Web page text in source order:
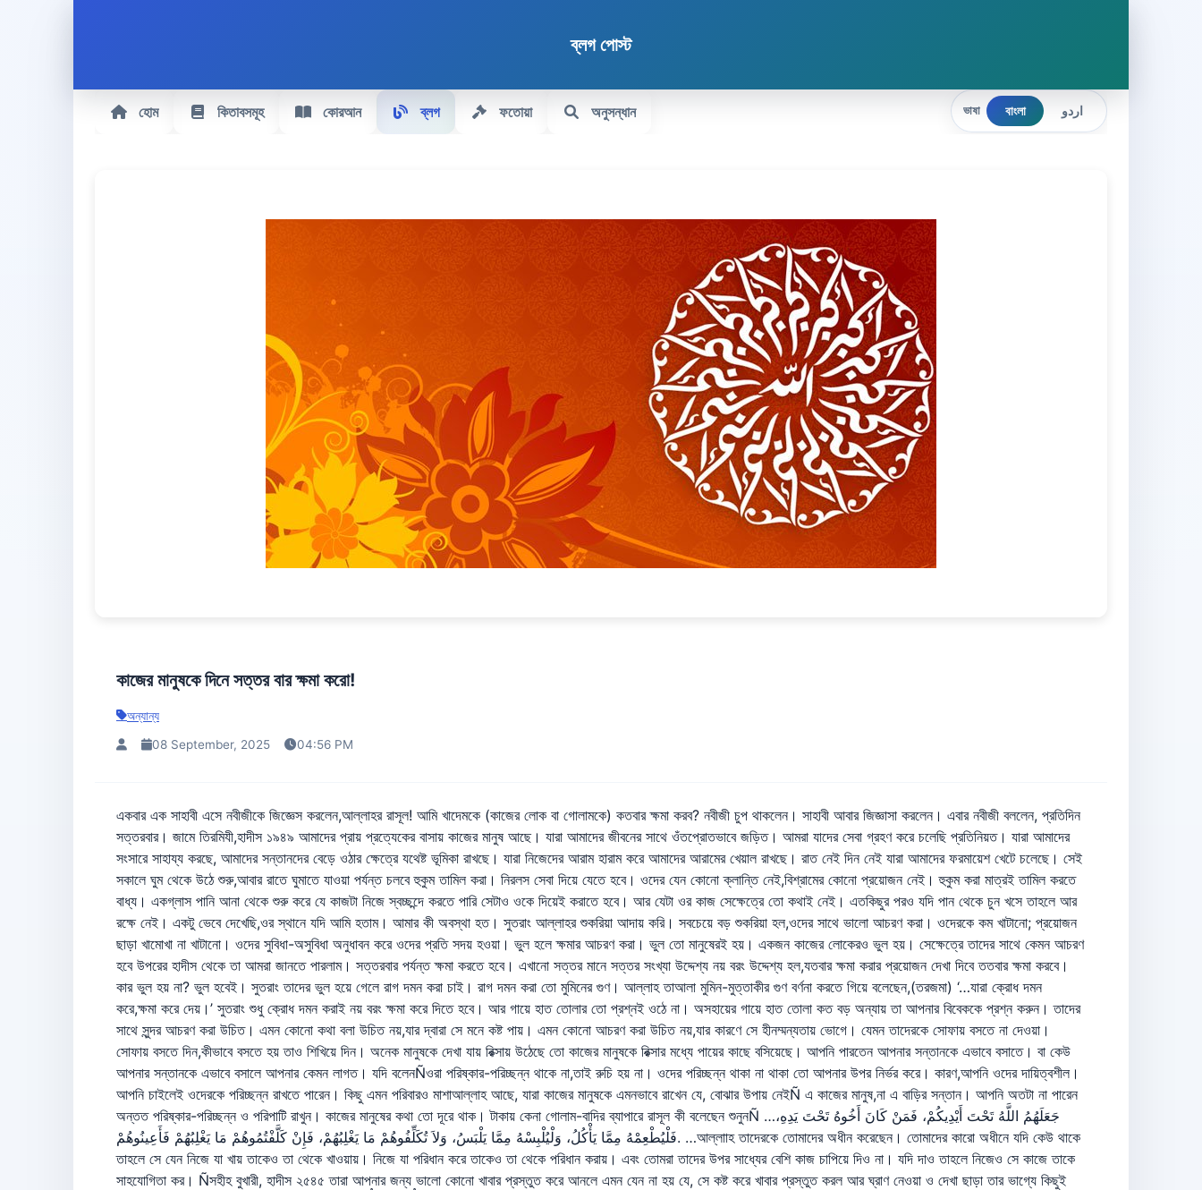
ব্লগ পোস্ট
হোম কিতাবসমূহ কোরআন ব্লগ ফতোয়া অনুসন্ধান ভাষা বাংলা اردو
কাজের মানুষকে দিনে সত্তর বার ক্ষমা করো!
অন্যান্য
08 September, 2025 04:56 PM
একবার এক সাহাবী এসে নবীজীকে জিজ্ঞেস করলেন,আল্লাহর রাসূল! আমি খাদেমকে (কাজের লোক বা গোলামকে) কতবার ক্ষমা করব? নবীজী চুপ থাকলেন। সাহাবী আবার জিজ্ঞাসা করলেন। এবার নবীজী বললেন, প্রতিদিন
সত্তরবার। জামে তিরমিযী,হাদীস ১৯৪৯ আমাদের প্রায় প্রত্যেকের বাসায় কাজের মানুষ আছে। যারা আমাদের জীবনের সাথে ওঁতপ্রোতভাবে জড়িত। আমরা যাদের সেবা গ্রহণ করে চলেছি প্রতিনিয়ত। যারা আমাদের
সংসারে সাহায্য করছে, আমাদের সন্তানদের বেড়ে ওঠার ক্ষেত্রে যথেষ্ট ভূমিকা রাখছে। যারা নিজেদের আরাম হারাম করে আমাদের আরামের খেয়াল রাখছে। রাত নেই দিন নেই যারা আমাদের ফরমায়েশ খেটে চলেছে। সেই
সকালে ঘুম থেকে উঠে শুরু,আবার রাতে ঘুমাতে যাওয়া পর্যন্ত চলবে হুকুম তামিল করা। নিরলস সেবা দিয়ে যেতে হবে। ওদের যেন কোনো ক্লান্তি নেই,বিশ্রামের কোনো প্রয়োজন নেই। হুকুম করা মাত্রই তামিল করতে
বাধ্য। একগ্লাস পানি আনা থেকে শুরু করে যে কাজটা নিজে স্বচ্ছন্দে করতে পারি সেটাও ওকে দিয়েই করাতে হবে। আর যেটা ওর কাজ সেক্ষেত্রে তো কথাই নেই। এতকিছুর পরও যদি পান থেকে চুন খসে তাহলে আর
রক্ষে নেই। একটু ভেবে দেখেছি,ওর স্থানে যদি আমি হতাম। আমার কী অবস্থা হত। সুতরাং আল্লাহর শুকরিয়া আদায় করি। সবচেয়ে বড় শুকরিয়া হল,ওদের সাথে ভালো আচরণ করা। ওদেরকে কম খাটানো; প্রয়োজন
ছাড়া খামোখা না খাটানো। ওদের সুবিধা-অসুবিধা অনুধাবন করে ওদের প্রতি সদয় হওয়া। ভুল হলে ক্ষমার আচরণ করা। ভুল তো মানুষেরই হয়। একজন কাজের লোকেরও ভুল হয়। সেক্ষেত্রে তাদের সাথে কেমন আচরণ
হবে উপরের হাদীস থেকে তা আমরা জানতে পারলাম। সত্তরবার পর্যন্ত ক্ষমা করতে হবে। এখানো সত্তর মানে সত্তর সংখ্যা উদ্দেশ্য নয় বরং উদ্দেশ্য হল,যতবার ক্ষমা করার প্রয়োজন দেখা দিবে ততবার ক্ষমা করবে।
কার ভুল হয় না? ভুল হবেই। সুতরাং তাদের ভুল হয়ে গেলে রাগ দমন করা চাই। রাগ দমন করা তো মুমিনের গুণ। আল্লাহ তাআলা মুমিন-মুত্তাকীর গুণ বর্ণনা করতে গিয়ে বলেছেন,(তরজমা) ‘…যারা ক্রোধ দমন
করে,ক্ষমা করে দেয়।’ সুতরাং শুধু ক্রোধ দমন করাই নয় বরং ক্ষমা করে দিতে হবে। আর গায়ে হাত তোলার তো প্রশ্নই ওঠে না। অসহায়ের গায়ে হাত তোলা কত বড় অন্যায় তা আপনার বিবেককে প্রশ্ন করুন। তাদের
সাথে সুন্দর আচরণ করা উচিত। এমন কোনো কথা বলা উচিত নয়,যার দ্বারা সে মনে কষ্ট পায়। এমন কোনো আচরণ করা উচিত নয়,যার কারণে সে হীনম্মন্যতায় ভোগে। যেমন তাদেরকে সোফায় বসতে না দেওয়া।
সোফায় বসতে দিন,কীভাবে বসতে হয় তাও শিখিয়ে দিন। অনেক মানুষকে দেখা যায় রিক্সায় উঠেছে তো কাজের মানুষকে রিক্সার মধ্যে পায়ের কাছে বসিয়েছে। আপনি পারতেন আপনার সন্তানকে এভাবে বসাতে। বা কেউ
আপনার সন্তানকে এভাবে বসালে আপনার কেমন লাগত। যদি বলেনÑওরা পরিষ্কার-পরিচ্ছন্ন থাকে না,তাই রুচি হয় না। ওদের পরিচ্ছন্ন থাকা না থাকা তো আপনার উপর নির্ভর করে। কারণ,আপনি ওদের দায়িত্বশীল।
আপনি চাইলেই ওদেরকে পরিচ্ছন্ন রাখতে পারেন। কিছু এমন পরিবারও মাশাআল্লাহ আছে, যারা কাজের মানুষকে এমনভাবে রাখেন যে, বোঝার উপায় নেইÑ এ কাজের মানুষ,না এ বাড়ির সন্তান। আপনি অতটা না পারেন
অন্তত পরিষ্কার-পরিচ্ছন্ন ও পরিপাটি রাখুন। কাজের মানুষের কথা তো দূরে থাক। টাকায় কেনা গোলাম-বাদির ব্যাপারে রাসূল কী বলেছেন শুনুনÑ …جَعَلَهُمُ اللَّهُ تَحْتَ أَيْدِيكُمْ، فَمَنْ كَانَ أَخُوهُ تَحْتَ يَدِهِ،
فَلْيُطْعِمْهُ مِمَّا يَأْكُلُ، وَلْيُلْبِسْهُ مِمَّا يَلْبَسُ، وَلاَ تُكَلِّفُوهُمْ مَا يَغْلِبُهُمْ، فَإِنْ كَلَّفْتُمُوهُمْ مَا يَغْلِبُهُمْ فَأَعِينُوهُمْ. …আল্লাাহ তাদেরকে তোমাদের অধীন করেছেন। তোমাদের কারো অধীনে যদি কেউ থাকে
তাহলে সে যেন নিজে যা খায় তাকেও তা থেকে খাওয়ায়। নিজে যা পরিধান করে তাকেও তা থেকে পরিধান করায়। এবং তোমরা তাদের উপর সাধ্যের বেশি কাজ চাপিয়ে দিও না। যদি দাও তাহলে নিজেও সে কাজে তাকে
সাহযোগিতা কর। Ñসহীহ বুখারী, হাদীস ২৫৪৫ তারা আপনার জন্য ভালো কোনো খাবার প্রস্তুত করে আনলে এমন যেন না হয় যে, সে কষ্ট করে খাবার প্রস্তুত করল আর ঘ্রাণ নেওয়া ও দেখা ছাড়া তার ভাগ্যে কিছুই